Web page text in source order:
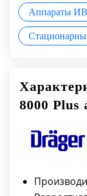
Аппараты
8000